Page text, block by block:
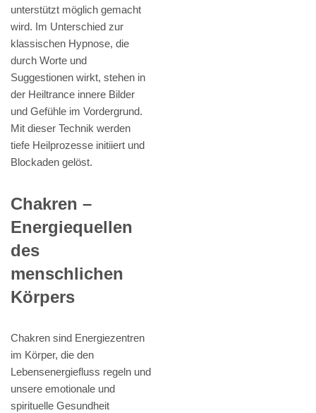
unterstützt möglich gemacht
wird. Im Unterschied zur
klassischen Hypnose, die
durch Worte und
Suggestionen wirkt, stehen in
der Heiltrance innere Bilder
und Gefühle im Vordergrund.
Mit dieser Technik werden
tiefe Heilprozesse initiiert und
Blockaden gelöst.
Chakren –
Energiequellen
des
menschlichen
Körpers
Chakren sind Energiezentren
im Körper, die den
Lebensenergiefluss regeln und
unsere emotionale und
spirituelle Gesundheit